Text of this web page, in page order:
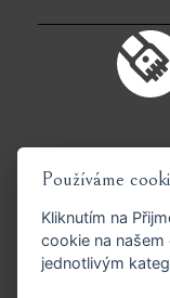
Používáme
Kliknutím na
cookie na našem e-shopu.
jednotlivým